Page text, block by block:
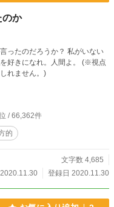
のか
ったのだろうか？ 私がいない
になれ。人間よ。 (※視点
れません。)
/ 66,362件
的
文字数 4,685
登録日 2020.11.30